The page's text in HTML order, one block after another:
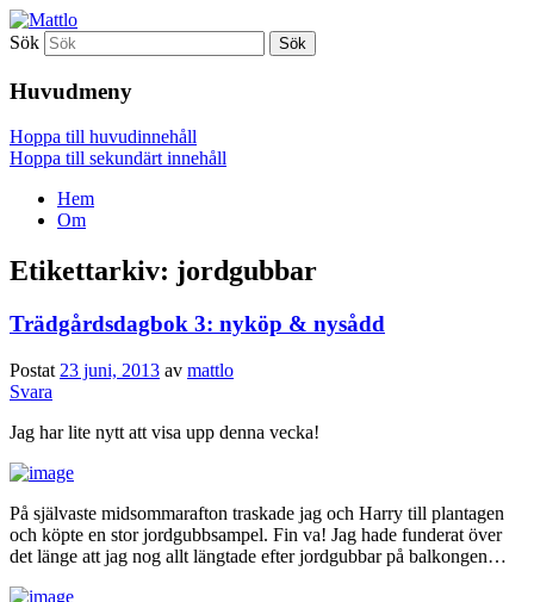
Mattlo
Sök
Huvudmeny
Hoppa till huvudinnehåll
Hoppa till sekundärt innehåll
Hem
Om
Etikettarkiv: jordgubbar
Trädgårdsdagbok 3: nyköp & nysådd
Postat 23 juni, 2013 av mattlo
Svara
Jag har lite nytt att visa upp denna vecka!
På självaste midsommarafton traskade jag och Harry till plantagen
och köpte en stor jordgubbsampel. Fin va! Jag hade funderat över
det länge att jag nog allt längtade efter jordgubbar på balkongen…